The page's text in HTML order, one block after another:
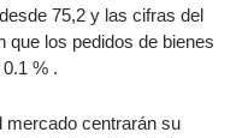
75,2 y las cifras del
que los pedidos de bienes
% .
mercado centrarán su